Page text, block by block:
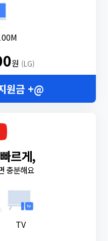
원 (LG)
원금 +@
르게,
충분해요
TV